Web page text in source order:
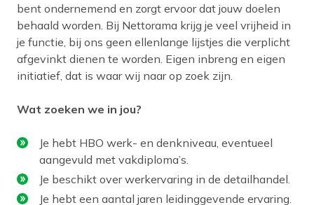
bent ondernemend en zorgt ervoor dat jouw doelen
behaald worden. Bij Nettorama krijg je veel vrijheid in
je functie, bij ons geen ellenlange lijstjes die verplicht
afgevinkt dienen te worden. Eigen inbreng en eigen
initiatief, dat is waar wij naar op zoek zijn.
Wat zoeken we in jou?
Je hebt HBO werk- en denkniveau, eventueel
aangevuld met vakdiploma’s.
Je beschikt over werkervaring in de detailhandel.
Je hebt een aantal jaren leidinggevende ervaring.